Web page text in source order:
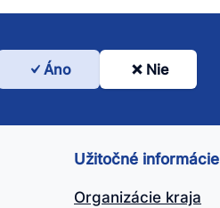
Bol
tento
článok
užitočný?
Áno Nie
Užitočné informácie
Organizácie kraja